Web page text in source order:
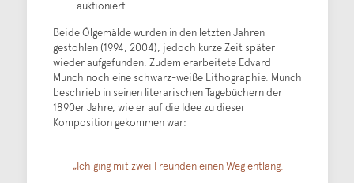
auktioniert.
Beide Ölgemälde wurden in den letzten Jahren
gestohlen (1994, 2004), jedoch kurze Zeit später
wieder aufgefunden. Zudem erarbeitete Edvard
Munch noch eine schwarz-weiße Lithographie. Munch
beschrieb in seinen literarischen Tagebüchern der
1890er Jahre, wie er auf die Idee zu dieser
Komposition gekommen war:
„Ich ging mit zwei Freunden einen Weg entlang.